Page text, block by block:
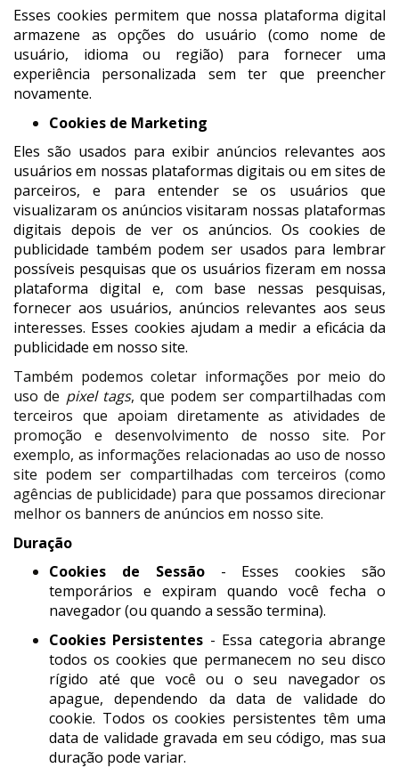
Esses cookies permitem que nossa plataforma digital
armazene as opções do usuário (como nome de
usuário, idioma ou região) para fornecer uma
experiência personalizada sem ter que preencher
novamente.
Cookies de Marketing
Eles são usados ​​para exibir anúncios relevantes aos
usuários em nossas plataformas digitais ou em sites de
parceiros, e para entender se os usuários que
visualizaram os anúncios visitaram nossas plataformas
digitais depois de ver os anúncios. Os cookies de
publicidade também podem ser usados ​​para lembrar
possíveis pesquisas que os usuários fizeram em nossa
plataforma digital e, com base nessas pesquisas,
fornecer aos usuários, anúncios relevantes aos seus
interesses. Esses cookies ajudam a medir a eficácia da
publicidade em nosso site.
Também podemos coletar informações por meio do
uso de pixel tags, que podem ser compartilhadas com
terceiros que apoiam diretamente as atividades de
promoção e desenvolvimento de nosso site. Por
exemplo, as informações relacionadas ao uso de nosso
site podem ser compartilhadas com terceiros (como
agências de publicidade) para que possamos direcionar
melhor os banners de anúncios em nosso site.
Duração
Cookies de Sessão- Esses cookies são
temporários e expiram quando você fecha o
navegador (ou quando a sessão termina).
Cookies Persistentes - Essa categoria abrange
todos os cookies que permanecem no seu disco
rígido até que você ou o seu navegador os
apague, dependendo da data de validade do
cookie. Todos os cookies persistentes têm uma
data de validade gravada em seu código, mas sua
duração pode variar.